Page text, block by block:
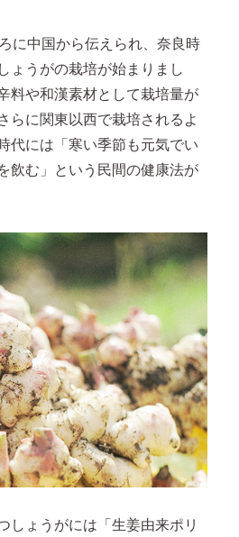
に中国から伝えられ、奈良時
ょうがの栽培が始まりまし
料や和漢素材として栽培量が
らに関東以西で栽培されるよ
代には「寒い季節も元気でい
飲む」という民間の健康法が
しょうがには「生姜由来ポリ